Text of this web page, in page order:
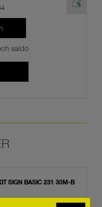
saldo
SIGN BASIC 231 30M-B